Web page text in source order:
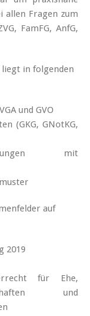
allen Fragen zum
FamFG, AnfG,
liegt in folgenden
und GVO
(GKG, GNotKG,
mit
auf
2019
für Ehe,
und